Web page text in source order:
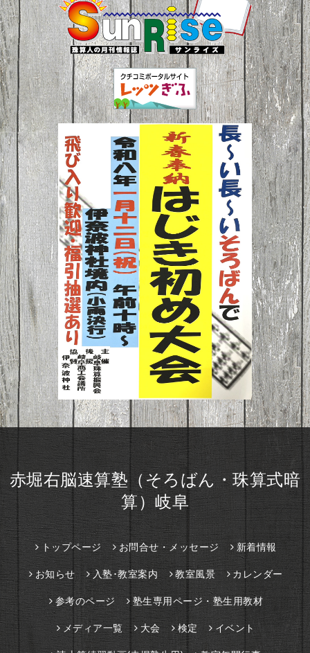
赤堀右脳速算塾（そろばん・珠算式暗
算）岐阜
トップページ お問合せ・メッセージ 新着情報
お知らせ 入塾･教室案内 教室風景 カレンダー
参考のページ 塾生専用ページ・塾生用教材
メディア一覧 大会 検定 イベント